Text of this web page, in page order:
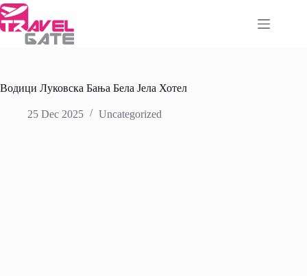
Skip
to
content
Водици Луковска Бања Бела Јела Хотел
25 Dec 2025 Uncategorized